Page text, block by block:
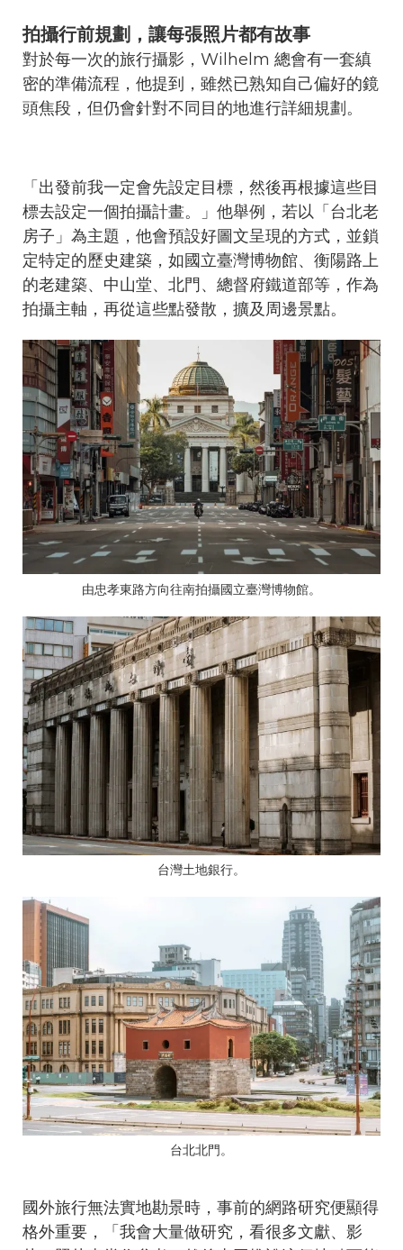
拍攝行前規劃，讓每張照片都有故事
對於每一次的旅行攝影，Wilhelm 總會有一套縝
密的準備流程，他提到，雖然已熟知自己偏好的鏡
頭焦段，但仍會針對不同目的地進行詳細規劃。
「出發前我一定會先設定目標，然後再根據這些目
標去設定一個拍攝計畫。」他舉例，若以「台北老
房子」為主題，他會預設好圖文呈現的方式，並鎖
定特定的歷史建築，如國立臺灣博物館、衡陽路上
的老建築、中山堂、北門、總督府鐵道部等，作為
拍攝主軸，再從這些點發散，擴及周邊景點。
由忠孝東路方向往南拍攝國立臺灣博物館。
台灣土地銀行。
台北北門。
國外旅行無法實地勘景時，事前的網路研究便顯得
格外重要，「我會大量做研究，看很多文獻、影